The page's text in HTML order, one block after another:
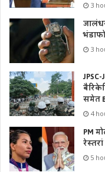
3
3
समेत
4
PM
5